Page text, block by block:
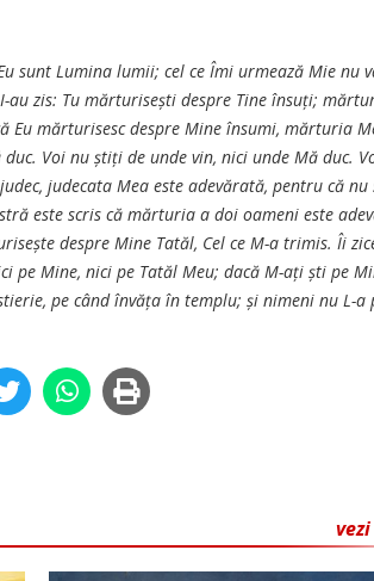
sunt Lumina lumii; cel ce Îmi urmează Mie nu
zis: Tu mărturisești despre Tine însuți;
Eu mărturisesc despre Mine însumi, mărturia
Voi nu știți de unde vin, nici unde Mă duc.
judecata Mea este adevărată, pentru că nu
este scris că mărturia a doi oameni este
despre Mine Tatăl, Cel ce M-a trimis. Îi
pe Mine, nici pe Tatăl Meu; dacă M-ați ști pe
pe când învăța în templu; și nimeni nu L-a